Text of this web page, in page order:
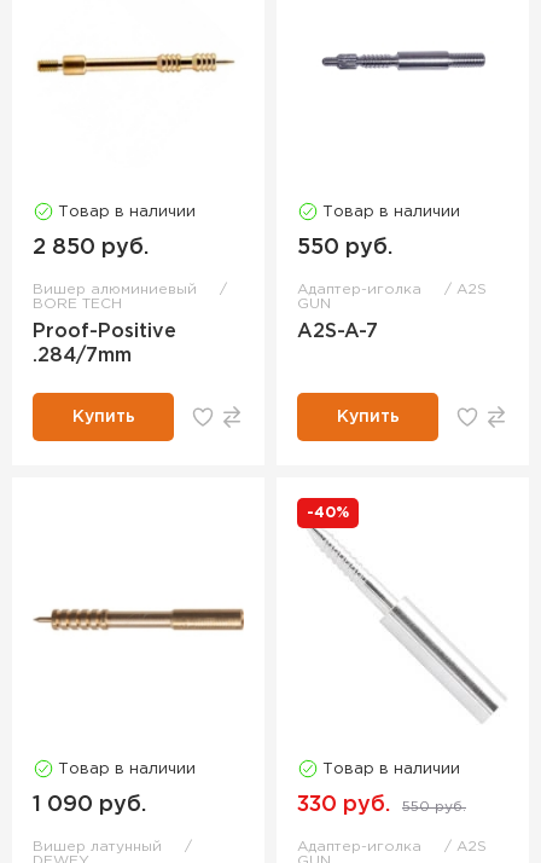
Товар в наличии
2 850 руб.
Вишер алюминиевый
BORE TECH
Proof-Positive
.284/7mm
Купить
Товар в наличии
550 руб.
Адаптер-иголка
A2S
GUN
A2S-A-7
Купить
Товар в наличии
1 090 руб.
Вишер латунный
-40%
Товар в наличии
330 руб. 550 руб.
Адаптер-иголка
A2S